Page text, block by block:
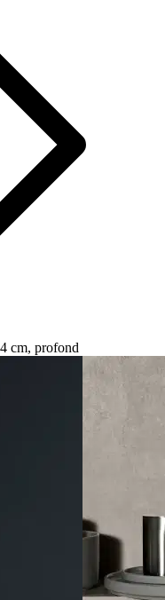
cm, profond